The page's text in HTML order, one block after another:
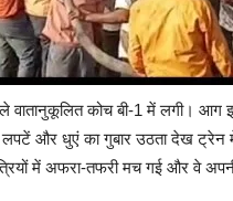
वातानुकूलित कोच बी-1 में लगी।
और धुएं का गुबार उठता देख ट्रेन
में अफरा-तफरी मच गई और वे